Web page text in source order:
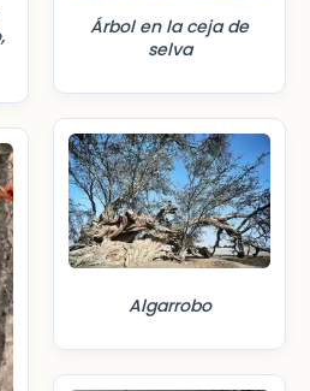
Árbol en la ceja de
selva
Algarrobo